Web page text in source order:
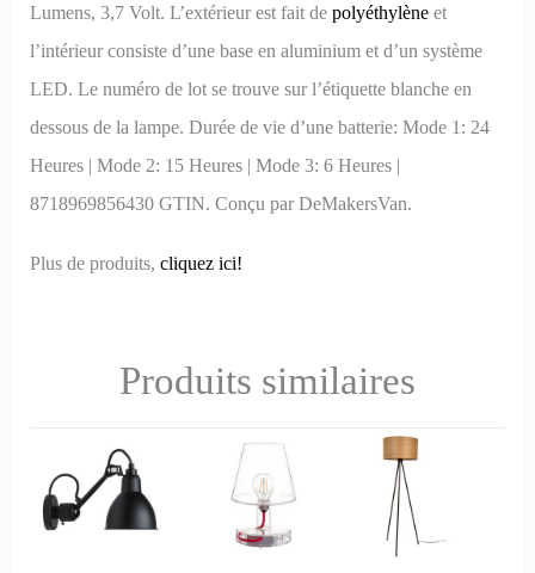
Lumens, 3,7 Volt. L’extérieur est fait depolyéthylène et
l’intérieur consiste d’une base en aluminium et d’un système
LED. Le numéro de lot se trouve sur l’étiquette blanche en
dessous de la lampe. Durée de vie d’une batterie: Mode 1: 24
Heures | Mode 2: 15 Heures | Mode 3: 6 Heures |
8718969856430 GTIN. Conçu par DeMakersVan.
Plus de produits,cliquez ici!
Produits similaires
plusieurs
plusieurs